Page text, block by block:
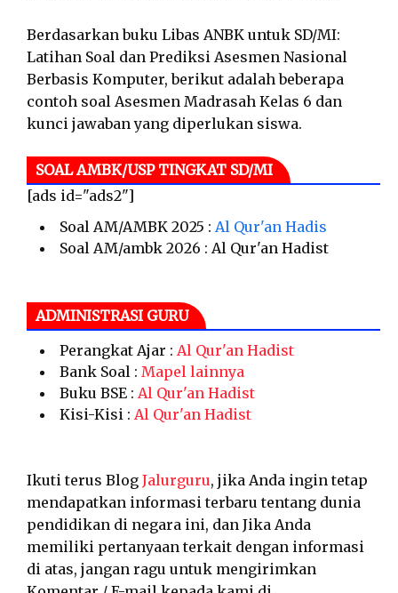
Berdasarkan buku Libas ANBK untuk SD/MI:
Latihan Soal dan Prediksi Asesmen Nasional
Berbasis Komputer, berikut adalah beberapa
contoh soal Asesmen Madrasah Kelas 6 dan
kunci jawaban yang diperlukan siswa.
SOAL AMBK/USP TINGKAT SD/MI
[ads id="ads2"]
Soal AM/AMBK 2025 : Al Qur'an Hadis
Soal AM/ambk 2026 : Al Qur'an Hadist
ADMINISTRASI GURU
Perangkat Ajar : Al Qur'an Hadist
Bank Soal : Mapel lainnya
Buku BSE : Al Qur'an Hadist
Kisi-Kisi : Al Qur'an Hadist
Ikuti terus Blog Jalurguru, jika Anda ingin tetap
mendapatkan informasi terbaru tentang dunia
pendidikan di negara ini, dan Jika Anda
memiliki pertanyaan terkait dengan informasi
di atas, jangan ragu untuk mengirimkan